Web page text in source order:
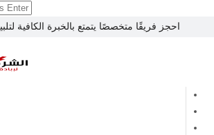
احجز فريقًا متخصصًا يتمتع بالخبرة الكافية